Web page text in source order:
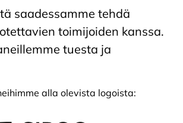
saadessamme tehdä
toimijoiden kanssa.
tuesta ja
alla olevista logoista: